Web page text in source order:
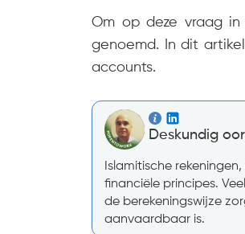
Om op deze vraag
genoemd. In dit
accounts.
Deskundig
Islamitische
financiële principes.
de berekeningswijze
aanvaardbaar is.